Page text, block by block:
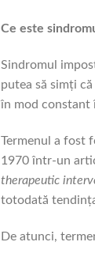
Ce este
Sindromul
putea să simți
în mod constant
Termenul a fost
1970 într-un
therapeutic
totodată
De atunci,